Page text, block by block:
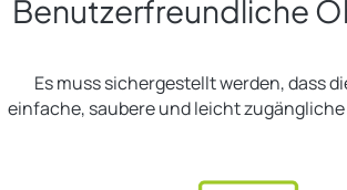
Benutzerfreundliche
Es muss sichergestellt werden, dass
einfache, saubere und leicht